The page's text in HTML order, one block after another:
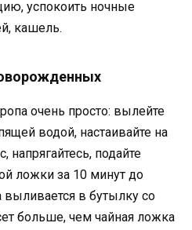
успокоить ночные
кашель.
очень просто: вылейте
водой, настаивайте на
подайте
ложки за 10 минут до
в бутылку со
больше, чем чайная ложка